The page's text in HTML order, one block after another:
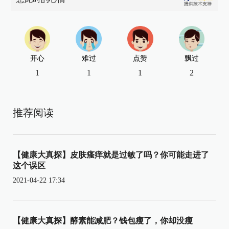
开心
1
难过
1
点赞
1
飘过
2
推荐阅读
【健康大真探】皮肤瘙痒就是过敏了吗？你可能走进了
这个误区
2021-04-22 17:34
【健康大真探】酵素能减肥？钱包瘦了，你却没瘦